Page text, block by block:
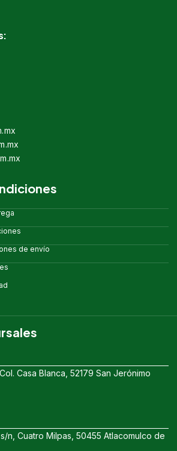
de envío
Casa Blanca, 52179 San Jerónimo
n, Cuatro Milpas, 50455 Atlacomulco de